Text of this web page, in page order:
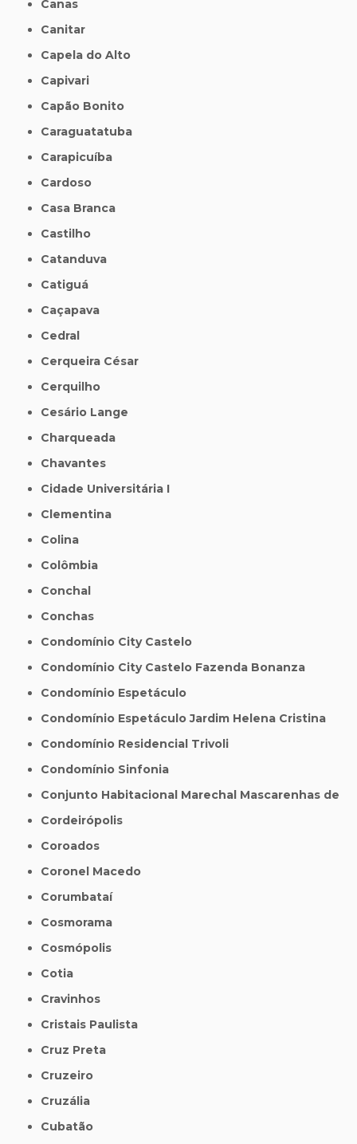
Canas
Canitar
Capela do Alto
Capivari
Capão Bonito
Caraguatatuba
Carapicuíba
Cardoso
Casa Branca
Castilho
Catanduva
Catiguá
Caçapava
Cedral
Cerqueira César
Cerquilho
Cesário Lange
Charqueada
Chavantes
Cidade Universitária I
Clementina
Colina
Colômbia
Conchal
Conchas
Condomínio City Castelo
Condomínio City Castelo Fazenda Bonanza
Condomínio Espetáculo
Condomínio Espetáculo Jardim Helena Cristina
Condomínio Residencial Trivoli
Condomínio Sinfonia
Conjunto Habitacional Marechal Mascarenhas de
Cordeirópolis
Coroados
Coronel Macedo
Corumbataí
Cosmorama
Cosmópolis
Cotia
Cravinhos
Cristais Paulista
Cruz Preta
Cruzeiro
Cruzália
Cubatão